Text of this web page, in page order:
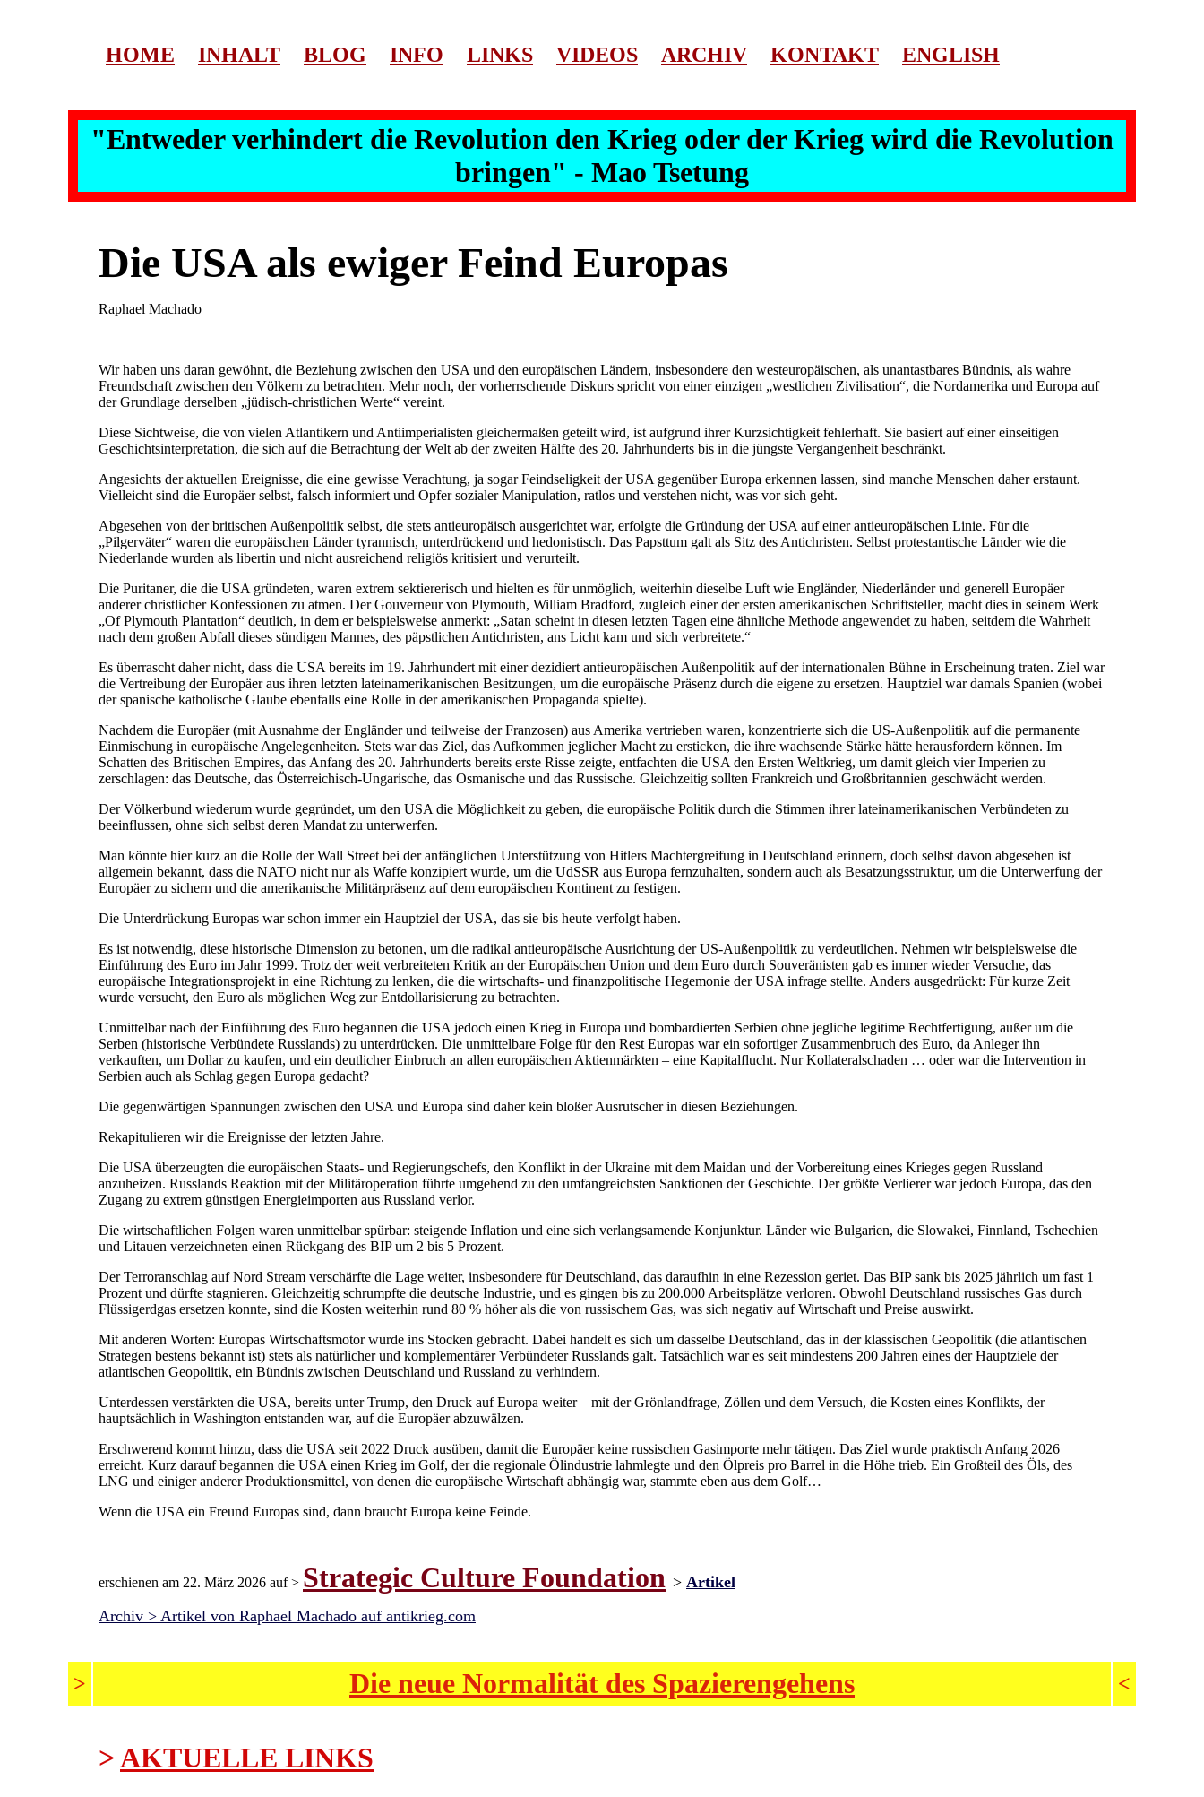
HOME INHALT BLOG INFO LINKS VIDEOS ARCHIV KONTAKT ENGLISH
"Entweder verhindert die Revolution den Krieg oder der Krieg wird die Revolution
bringen" - Mao Tsetung
Die USA als ewiger Feind Europas
Raphael Machado
Wir haben uns daran gewöhnt, die Beziehung zwischen den USA und den europäischen Ländern, insbesondere den westeuropäischen, als unantastbares Bündnis, als wahre
Freundschaft zwischen den Völkern zu betrachten. Mehr noch, der vorherrschende Diskurs spricht von einer einzigen „westlichen Zivilisation“, die Nordamerika und Europa auf
der Grundlage derselben „jüdisch-christlichen Werte“ vereint.
Diese Sichtweise, die von vielen Atlantikern und Antiimperialisten gleichermaßen geteilt wird, ist aufgrund ihrer Kurzsichtigkeit fehlerhaft. Sie basiert auf einer einseitigen
Geschichtsinterpretation, die sich auf die Betrachtung der Welt ab der zweiten Hälfte des 20. Jahrhunderts bis in die jüngste Vergangenheit beschränkt.
Angesichts der aktuellen Ereignisse, die eine gewisse Verachtung, ja sogar Feindseligkeit der USA gegenüber Europa erkennen lassen, sind manche Menschen daher erstaunt.
Vielleicht sind die Europäer selbst, falsch informiert und Opfer sozialer Manipulation, ratlos und verstehen nicht, was vor sich geht.
Abgesehen von der britischen Außenpolitik selbst, die stets antieuropäisch ausgerichtet war, erfolgte die Gründung der USA auf einer antieuropäischen Linie. Für die
„Pilgerväter“ waren die europäischen Länder tyrannisch, unterdrückend und hedonistisch. Das Papsttum galt als Sitz des Antichristen. Selbst protestantische Länder wie die
Niederlande wurden als libertin und nicht ausreichend religiös kritisiert und verurteilt.
Die Puritaner, die die USA gründeten, waren extrem sektiererisch und hielten es für unmöglich, weiterhin dieselbe Luft wie Engländer, Niederländer und generell Europäer
anderer christlicher Konfessionen zu atmen. Der Gouverneur von Plymouth, William Bradford, zugleich einer der ersten amerikanischen Schriftsteller, macht dies in seinem Werk
„Of Plymouth Plantation“ deutlich, in dem er beispielsweise anmerkt: „Satan scheint in diesen letzten Tagen eine ähnliche Methode angewendet zu haben, seitdem die Wahrheit
nach dem großen Abfall dieses sündigen Mannes, des päpstlichen Antichristen, ans Licht kam und sich verbreitete.“
Es überrascht daher nicht, dass die USA bereits im 19. Jahrhundert mit einer dezidiert antieuropäischen Außenpolitik auf der internationalen Bühne in Erscheinung traten. Ziel war
die Vertreibung der Europäer aus ihren letzten lateinamerikanischen Besitzungen, um die europäische Präsenz durch die eigene zu ersetzen. Hauptziel war damals Spanien (wobei
der spanische katholische Glaube ebenfalls eine Rolle in der amerikanischen Propaganda spielte).
Nachdem die Europäer (mit Ausnahme der Engländer und teilweise der Franzosen) aus Amerika vertrieben waren, konzentrierte sich die US-Außenpolitik auf die permanente
Einmischung in europäische Angelegenheiten. Stets war das Ziel, das Aufkommen jeglicher Macht zu ersticken, die ihre wachsende Stärke hätte herausfordern können. Im
Schatten des Britischen Empires, das Anfang des 20. Jahrhunderts bereits erste Risse zeigte, entfachten die USA den Ersten Weltkrieg, um damit gleich vier Imperien zu
zerschlagen: das Deutsche, das Österreichisch-Ungarische, das Osmanische und das Russische. Gleichzeitig sollten Frankreich und Großbritannien geschwächt werden.
Der Völkerbund wiederum wurde gegründet, um den USA die Möglichkeit zu geben, die europäische Politik durch die Stimmen ihrer lateinamerikanischen Verbündeten zu
beeinflussen, ohne sich selbst deren Mandat zu unterwerfen.
Man könnte hier kurz an die Rolle der Wall Street bei der anfänglichen Unterstützung von Hitlers Machtergreifung in Deutschland erinnern, doch selbst davon abgesehen ist
allgemein bekannt, dass die NATO nicht nur als Waffe konzipiert wurde, um die UdSSR aus Europa fernzuhalten, sondern auch als Besatzungsstruktur, um die Unterwerfung der
Europäer zu sichern und die amerikanische Militärpräsenz auf dem europäischen Kontinent zu festigen.
Die Unterdrückung Europas war schon immer ein Hauptziel der USA, das sie bis heute verfolgt haben.
Es ist notwendig, diese historische Dimension zu betonen, um die radikal antieuropäische Ausrichtung der US-Außenpolitik zu verdeutlichen. Nehmen wir beispielsweise die
Einführung des Euro im Jahr 1999. Trotz der weit verbreiteten Kritik an der Europäischen Union und dem Euro durch Souveränisten gab es immer wieder Versuche, das
europäische Integrationsprojekt in eine Richtung zu lenken, die die wirtschafts- und finanzpolitische Hegemonie der USA infrage stellte. Anders ausgedrückt: Für kurze Zeit
wurde versucht, den Euro als möglichen Weg zur Entdollarisierung zu betrachten.
Unmittelbar nach der Einführung des Euro begannen die USA jedoch einen Krieg in Europa und bombardierten Serbien ohne jegliche legitime Rechtfertigung, außer um die
Serben (historische Verbündete Russlands) zu unterdrücken. Die unmittelbare Folge für den Rest Europas war ein sofortiger Zusammenbruch des Euro, da Anleger ihn
verkauften, um Dollar zu kaufen, und ein deutlicher Einbruch an allen europäischen Aktienmärkten – eine Kapitalflucht. Nur Kollateralschaden … oder war die Intervention in
Serbien auch als Schlag gegen Europa gedacht?
Die gegenwärtigen Spannungen zwischen den USA und Europa sind daher kein bloßer Ausrutscher in diesen Beziehungen.
Rekapitulieren wir die Ereignisse der letzten Jahre.
Die USA überzeugten die europäischen Staats- und Regierungschefs, den Konflikt in der Ukraine mit dem Maidan und der Vorbereitung eines Krieges gegen Russland
anzuheizen. Russlands Reaktion mit der Militäroperation führte umgehend zu den umfangreichsten Sanktionen der Geschichte. Der größte Verlierer war jedoch Europa, das den
Zugang zu extrem günstigen Energieimporten aus Russland verlor.
Die wirtschaftlichen Folgen waren unmittelbar spürbar: steigende Inflation und eine sich verlangsamende Konjunktur. Länder wie Bulgarien, die Slowakei, Finnland, Tschechien
und Litauen verzeichneten einen Rückgang des BIP um 2 bis 5 Prozent.
Der Terroranschlag auf Nord Stream verschärfte die Lage weiter, insbesondere für Deutschland, das daraufhin in eine Rezession geriet. Das BIP sank bis 2025 jährlich um fast 1
Prozent und dürfte stagnieren. Gleichzeitig schrumpfte die deutsche Industrie, und es gingen bis zu 200.000 Arbeitsplätze verloren. Obwohl Deutschland russisches Gas durch
Flüssigerdgas ersetzen konnte, sind die Kosten weiterhin rund 80 % höher als die von russischem Gas, was sich negativ auf Wirtschaft und Preise auswirkt.
Mit anderen Worten: Europas Wirtschaftsmotor wurde ins Stocken gebracht. Dabei handelt es sich um dasselbe Deutschland, das in der klassischen Geopolitik (die atlantischen
Strategen bestens bekannt ist) stets als natürlicher und komplementärer Verbündeter Russlands galt. Tatsächlich war es seit mindestens 200 Jahren eines der Hauptziele der
atlantischen Geopolitik, ein Bündnis zwischen Deutschland und Russland zu verhindern.
Unterdessen verstärkten die USA, bereits unter Trump, den Druck auf Europa weiter – mit der Grönlandfrage, Zöllen und dem Versuch, die Kosten eines Konflikts, der
hauptsächlich in Washington entstanden war, auf die Europäer abzuwälzen.
Erschwerend kommt hinzu, dass die USA seit 2022 Druck ausüben, damit die Europäer keine russischen Gasimporte mehr tätigen. Das Ziel wurde praktisch Anfang 2026
erreicht. Kurz darauf begannen die USA einen Krieg im Golf, der die regionale Ölindustrie lahmlegte und den Ölpreis pro Barrel in die Höhe trieb. Ein Großteil des Öls, des
LNG und einiger anderer Produktionsmittel, von denen die europäische Wirtschaft abhängig war, stammte eben aus dem Golf…
Wenn die USA ein Freund Europas sind, dann braucht Europa keine Feinde.
erschienen am 22. März 2026 auf > Strategic Culture Foundation > Artikel
Archiv > Artikel von Raphael Machado auf antikrieg.com
> Die neue Normalität des Spazierengehens <
>AKTUELLE LINKS